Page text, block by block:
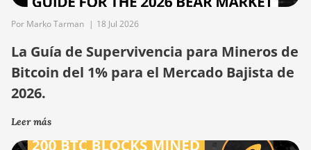
Por Marko Tarman | 18 Jul 2026
La Guía de Supervivencia para Mineros de
Bitcoin del 1% para el Mercado Bajista de
2026.
Leer más